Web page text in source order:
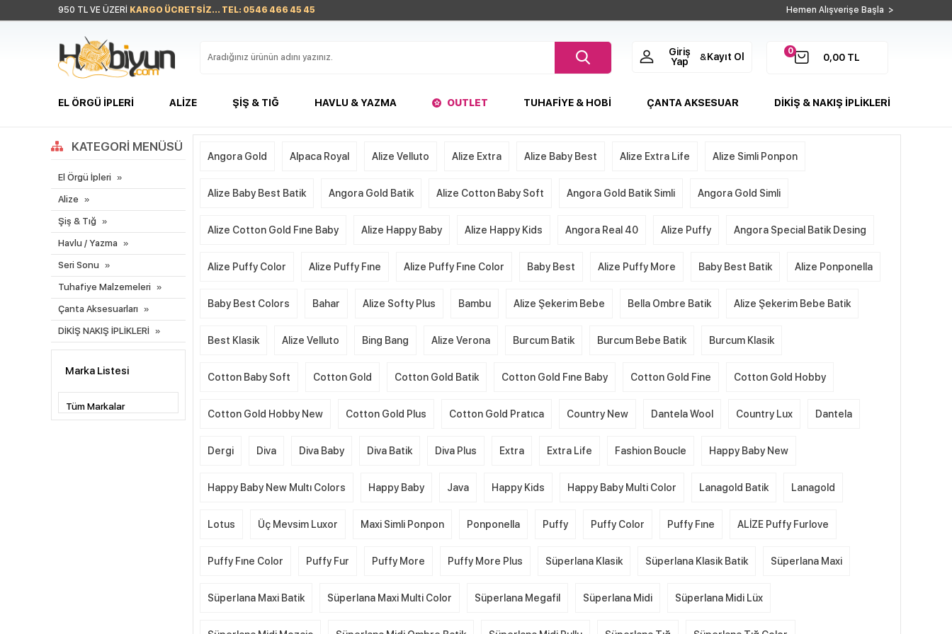
950 TL VE ÜZERİ KARGO ÜCRETSİZ... TEL: 0546 466 45 45 Hemen Alışverişe Başla >
0
0,00 TL
Giriş
Yap
& Kayıt Ol
EL ÖRGÜ İPLERI ALIZE ŞIŞ & TIĞ HAVLU & YAZMA OUTLET TUHAFIYE & HOBI ÇANTA AKSESUAR DİKİŞ & NAKIŞ İPLİKLERİ
KATEGORI MENÜSÜ
El Örgü İpleri
Alize
Şiş & Tığ
Havlu / Yazma
Seri Sonu
Tuhafiye Malzemeleri
Çanta Aksesuarları
DİKİŞ NAKIŞ İPLİKLERİ
Marka Listesi
Angora Gold Alpaca Royal Alize Velluto Alize Extra Alize Baby Best Alize Extra Life Alize Simli Ponpon
Alize Baby Best Batik Angora Gold Batik Alize Cotton Baby Soft Angora Gold Batik Simli Angora Gold Simli
Alize Cotton Gold Fıne Baby Alize Happy Baby Alize Happy Kids Angora Real 40 Alize Puffy Angora Special Batik Desing
Alize Puffy Color Alize Puffy Fıne Alize Puffy Fıne Color Baby Best Alize Puffy More Baby Best Batik Alize Ponponella
Baby Best Colors Bahar Alize Softy Plus Bambu Alize Şekerim Bebe Bella Ombre Batik Alize Şekerim Bebe Batik
Best Klasik Alize Velluto Bing Bang Alize Verona Burcum Batik Burcum Bebe Batik Burcum Klasik
Cotton Baby Soft Cotton Gold Cotton Gold Batik Cotton Gold Fıne Baby Cotton Gold Fine Cotton Gold Hobby
Cotton Gold Hobby New Cotton Gold Plus Cotton Gold Pratıca Country New Dantela Wool Country Lux Dantela
Dergi Diva Diva Baby Diva Batik Diva Plus Extra Extra Life Fashion Boucle Happy Baby New
Happy Baby New Multı Colors Happy Baby Java Happy Kids Happy Baby Multi Color Lanagold Batik Lanagold
Lotus Üç Mevsim Luxor Maxi Simli Ponpon Ponponella Puffy Puffy Color Puffy Fıne ALİZE Puffy Furlove
Puffy Fıne Color Puffy Fur Puffy More Puffy More Plus Süperlana Klasik Süperlana Klasik Batik Süperlana Maxi
Süperlana Maxi Batik Süperlana Maxi Multi Color Süperlana Megafil Süperlana Midi Süperlana Midi Lüx